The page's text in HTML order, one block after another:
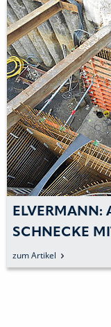
ELVERMANN:
SCHNECKE
zum Artikel